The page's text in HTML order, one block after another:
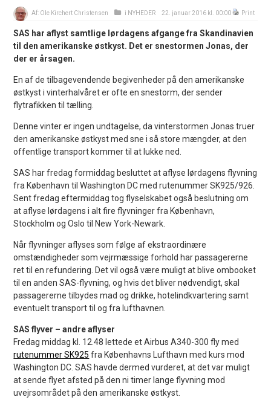
Af: Ole Kirchert Christensen i NYHEDER 22. januar 2016 kl. 00:00 Print
SAS har aflyst samtlige lørdagens afgange fra Skandinavien
til den amerikanske østkyst. Det er snestormen Jonas, der
der er årsagen.
En af de tilbagevendende begivenheder på den amerikanske
østkyst i vinterhalvåret er ofte en snestorm, der sender
flytrafikken til tælling.
Denne vinter er ingen undtagelse, da vinterstormen Jonas truer
den amerikanske østkyst med sne i så store mængder, at den
offentlige transport kommer til at lukke ned.
SAS har fredag formiddag besluttet at aflyse lørdagens flyvning
fra København til Washington DC med rutenummer SK925/926.
Sent fredag eftermiddag tog flyselskabet også beslutning om
at aflyse lørdagens i alt fire flyvninger fra København,
Stockholm og Oslo til New York-Newark.
Når flyvninger aflyses som følge af ekstraordinære
omstændigheder som vejrmæssige forhold har passagererne
ret til en refundering. Det vil også være muligt at blive ombooket
til en anden SAS-flyvning, og hvis det bliver nødvendigt, skal
passagererne tilbydes mad og drikke, hotelindkvartering samt
eventuelt transport til og fra lufthavnen.
SAS flyver – andre aflyser
Fredag middag kl. 12.48 lettede et Airbus A340-300 fly med
rutenummer SK925 fra Københavns Lufthavn med kurs mod
Washington DC. SAS havde dermed vurderet, at det var muligt
at sende flyet afsted på den ni timer lange flyvning mod
uvejrsområdet på den amerikanske østkyst.